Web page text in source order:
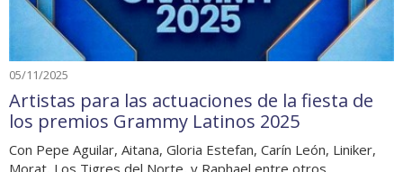
05/11/2025
Artistas para las actuaciones de la fiesta de
los premios Grammy Latinos 2025
Con Pepe Aguilar, Aitana, Gloria Estefan, Carín León, Liniker,
Morat, Los Tigres del Norte, y Raphael entre otros